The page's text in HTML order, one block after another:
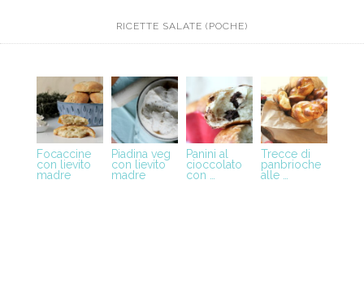
RICETTE SALATE (POCHE)
Focaccine
con lievito
madre
Piadina veg
con lievito
madre
Panini al
cioccolato
con …
Trecce di
panbrioche
alle …